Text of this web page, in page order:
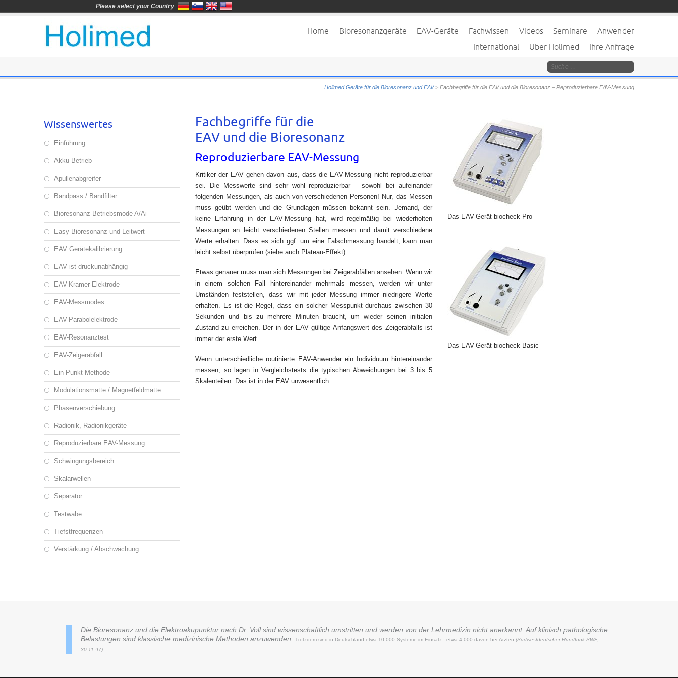
Home Bioresonanzgeräte EAV-Geräte Fachwissen Videos Seminare
Anwender
International
Über Holimed Ihre Anfrage
Holimed Geräte für die Bioresonanz und EAV> Fachbegriffe für die EAV und die Bioresonanz – Reproduzierbare EAV-Messung
Wissenswertes
Einführung
Akku Betrieb
Apullenabgreifer
Bandpass / Bandfilter
Bioresonanz-Betriebsmode A/Ai
Easy Bioresonanz und Leitwert
EAV Gerätekalibrierung
EAV ist druckunabhängig
EAV-Kramer-Elektrode
EAV-Messmodes
EAV-Parabolelektrode
EAV-Resonanztest
EAV-Zeigerabfall
Ein-Punkt-Methode
Modulationsmatte / Magnetfeldmatte
Phasenverschiebung
Radionik, Radionikgeräte
Reproduzierbare EAV-Messung
Schwingungsbereich
Skalarwellen
Separator
Testwabe
Tiefstfrequenzen
Verstärkung / Abschwächung
Fachbegriffe für die
EAV und die Bioresonanz
Reproduzierbare EAV-Messung
Kritiker der EAV gehen davon aus, dass die EAV-Messung nicht reproduzierbar
sei. Die Messwerte sind sehr wohl reproduzierbar – sowohl bei aufeinander
folgenden Messungen, als auch von verschiedenen Personen! Nur, das Messen
muss geübt werden und die Grundlagen müssen bekannt sein. Jemand, der
keine Erfahrung in der EAV-Messung hat, wird regelmäßig bei wiederholten
Messungen an leicht verschiedenen Stellen messen und damit verschiedene
Werte erhalten. Dass es sich ggf. um eine Falschmessung handelt, kann man
leicht selbst überprüfen (siehe auch Plateau-Effekt).
Etwas genauer muss man sich Messungen bei Zeigerabfällen ansehen: Wenn wir
in einem solchen Fall hintereinander mehrmals messen, werden wir unter
Umständen feststellen, dass wir mit jeder Messung immer niedrigere Werte
erhalten. Es ist die Regel, dass ein solcher Messpunkt durchaus zwischen 30
Sekunden und bis zu mehrere Minuten braucht, um wieder seinen initialen
Zustand zu erreichen. Der in der EAV gültige Anfangswert des Zeigerabfalls ist
immer der erste Wert.
Wenn unterschiedliche routinierte EAV-Anwender ein Individuum hintereinander
messen, so lagen in Vergleichstests die typischen Abweichungen bei 3 bis 5
Skalenteilen. Das ist in der EAV unwesentlich.
Das EAV-Gerät biocheck Pro
Das EAV-Gerät biocheck Basic
Die Bioresonanz und die Elektroakupunktur nach Dr. Voll sind wissenschaftlich umstritten und werden von der Lehrmedizin nicht anerkannt. Auf klinisch pathologische
Belastungen sind klassische medizinische Methoden anzuwenden.
Trotzdem sind in Deutschland etwa 10.000 Systeme im Einsatz - etwa 4.000 davon bei Ärzten. (Südwestdeutscher Rundfunk SWF,
30.11.97)
Please select your Country